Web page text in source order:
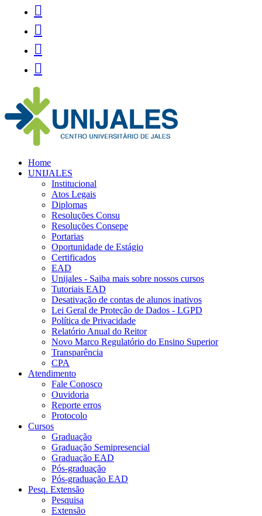




Home
UNIJALES
Institucional
Atos Legais
Diplomas
Resoluções Consu
Resoluções Consepe
Portarias
Oportunidade de Estágio
Certificados
EAD
Unijales - Saiba mais sobre nossos cursos
Tutoriais EAD
Desativação de contas de alunos inativos
Lei Geral de Proteção de Dados - LGPD
Política de Privacidade
Relatório Anual do Reitor
Novo Marco Regulatório do Ensino Superior
Transparência
CPA
Atendimento
Fale Conosco
Ouvidoria
Reporte erros
Protocolo
Cursos
Graduação
Graduação Semipresencial
Graduação EAD
Pós-graduação
Pós-graduação EAD
Pesq. Extensão
Pesquisa
Extensão